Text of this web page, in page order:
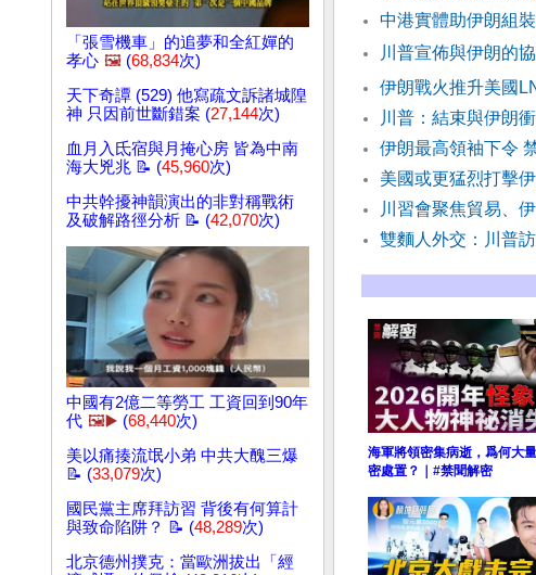
「張雪機車」的追夢和全紅嬋的
孝心 🖼️ (68,834次)
天下奇譚 (529) 他寫疏文訴諸城隍
神 只因前世斷錯案 (27,144次)
血月入氐宿與月掩心房 皆為中南
海大兇兆 📝 (45,960次)
中共幹擾神韻演出的非對稱戰術
及破解路徑分析 📝 (42,070次)
中國有2億二等勞工 工資回到90年
代 🖼️▶️ (68,440次)
美以痛揍流氓小弟 中共大醜三爆
📝 (33,079次)
國民黨主席拜訪習 背後有何算計
與致命陷阱？ 📝 (48,289次)
北京德州撲克：當歐洲拔出「經
中港實體助伊朗組
川普宣佈與伊朗的
伊朗戰火推升美國
川普：結束與伊朗
伊朗最高領袖下令
美國或更猛烈打擊
川習會聚焦貿易、
雙麵人外交：川普
海軍將領密集病逝，爲何大
密處置？｜#禁聞解密